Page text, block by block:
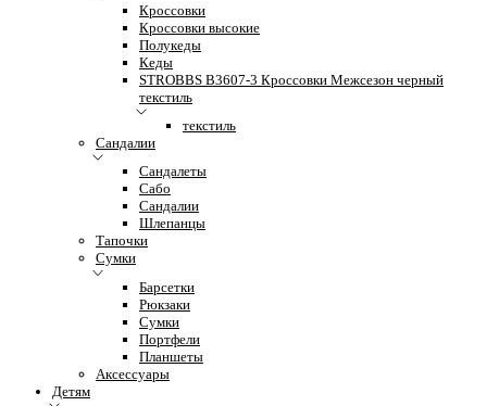
Кроссовки
Кроссовки высокие
Полукеды
Кеды
STROBBS B3607-3 Кроссовки Межсезон черный
текстиль
текстиль
Сандалии
Сандалеты
Сабо
Сандалии
Шлепанцы
Тапочки
Сумки
Барсетки
Рюкзаки
Сумки
Портфели
Планшеты
Аксессуары
Детям